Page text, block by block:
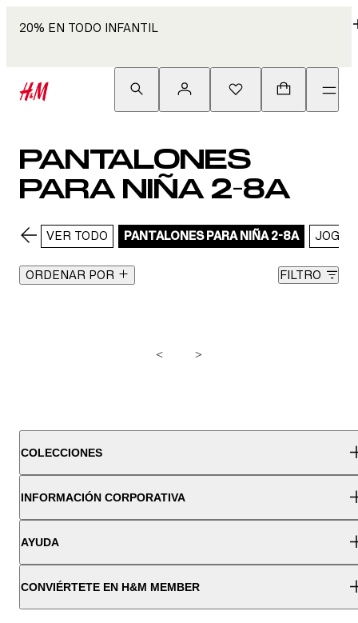
20% EN TODO INFANTIL
PANTALONES
PARA NIÑA 2-8A
VER TODO PANTALONES PARA NIÑA 2-8A
ORDENAR POR FILTRO
< >
COLECCIONES
INFORMACIÓN CORPORATIVA
AYUDA
CONVIÉRTETE EN H&M MEMBER